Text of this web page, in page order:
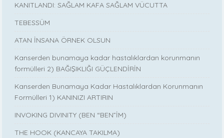
KANITLANDI: SAĞLAM KAFA SAĞLAM VÜCUTTA
TEBESSÜM
ATAN İNSANA ÖRNEK OLSUN
Kanserden bunamaya kadar hastalıklardan korunmanın
formülleri 2) BAĞIŞIKLIĞI GÜÇLENDİRİN
Kanserden Bunamaya Kadar Hastalıklardan Korunmanın
Formülleri 1) KANINIZI ARTIRIN
INVOKING DIVINITY (BEN “BEN”İM)
THE HOOK (KANCAYA TAKILMA)